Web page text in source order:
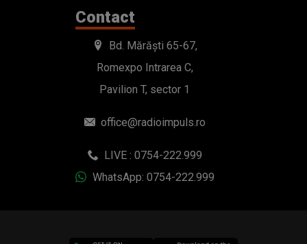
Contact
Bd. Mărăști 65-67,
Romexpo Intrarea C,
Pavilion T, sector 1
office@radioimpuls.ro
LIVE : 0754-222.999
WhatsApp: 0754-222.999